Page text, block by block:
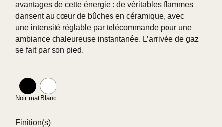
avantages de cette énergie : de véritables flammes
dansent au cœur de bûches en céramique, avec
une intensité réglable par télécommande pour une
ambiance chaleureuse instantanée. L’arrivée de gaz
se fait par son pied.
Noir mat Blanc
Finition(s)